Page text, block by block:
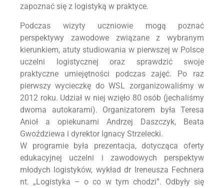
zapoznać się z logistyką w praktyce.
Podczas wizyty uczniowie mogą poznać
perspektywy zawodowe związane z wybranym
kierunkiem, atuty studiowania w pierwszej w Polsce
uczelni logistycznej oraz sprawdzić swoje
praktyczne umiejętności podczas zajęć. Po raz
pierwszy wycieczkę do WSL zorganizowaliśmy w
2012 roku. Udział w niej wzięło 80 osób (jechaliśmy
dwoma autokarami). Organizatorem była Teresa
Anioł a opiekunami Andrzej Daszczyk, Beata
Gwoździewa i dyrektor Ignacy Strzelecki.
W programie była prezentacja, dotycząca oferty
edukacyjnej uczelni i zawodowych perspektyw
młodych logistyków, wykład dr Ireneusza Fechnera
nt. „Logistyka – o co w tym chodzi”. Odbyły się